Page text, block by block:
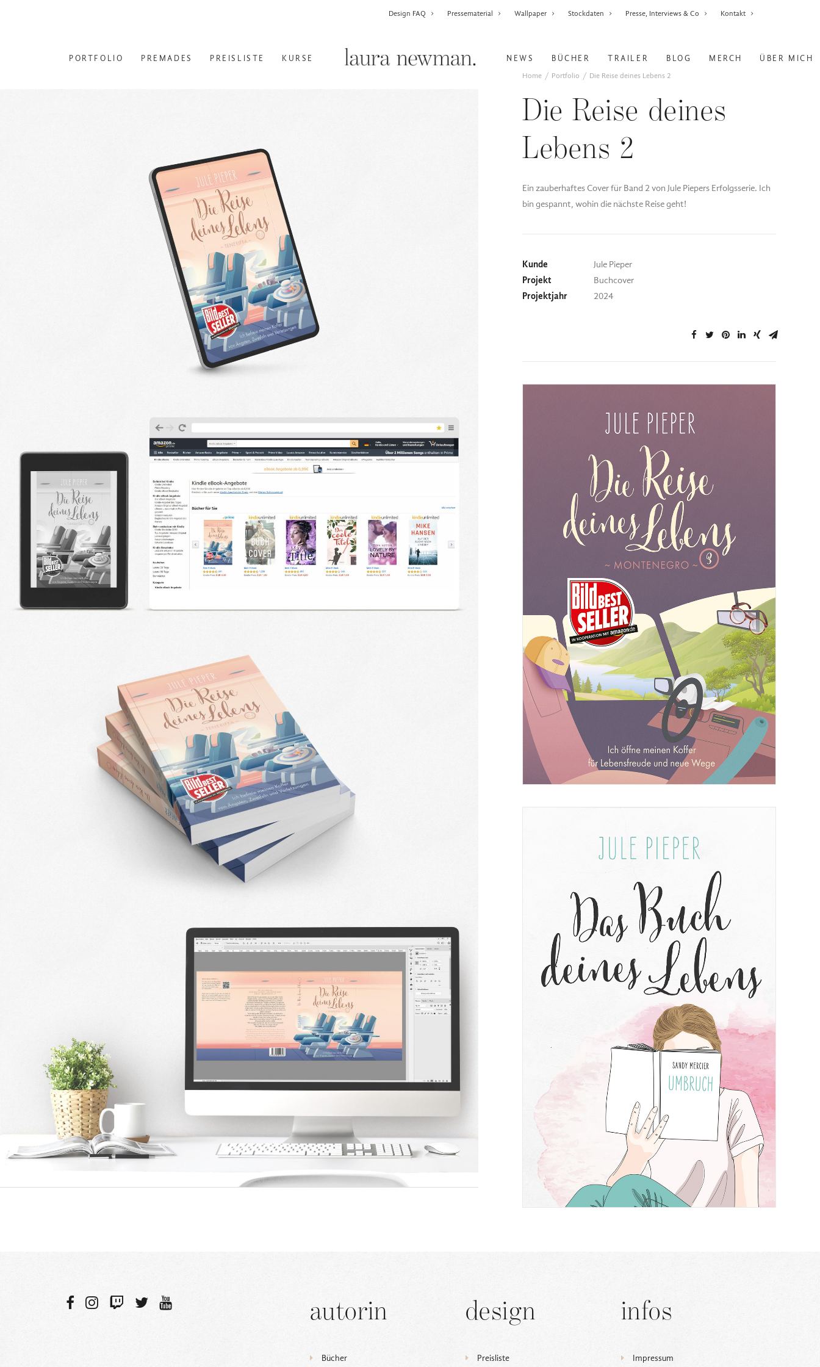
Design FAQ Pressematerial Wallpaper Stockdaten Presse, Interviews & Co Kontakt
PORTFOLIO PREMADES PREISLISTE KURSE NEWS BÜCHER TRAILER BLOG MERCH ÜBER MICH
Home Portfolio Die Reise deines Lebens 2
Die Reise deines
Lebens 2
Ein zauberhaftes Cover für Band 2 von Jule Piepers Erfolgsserie. Ich
bin gespannt, wohin die nächste Reise geht!
Kunde
Jule Pieper
Projekt
Buchcover
Projektjahr
2024
autorin
Bücher
design
Preisliste
infos
Impressum